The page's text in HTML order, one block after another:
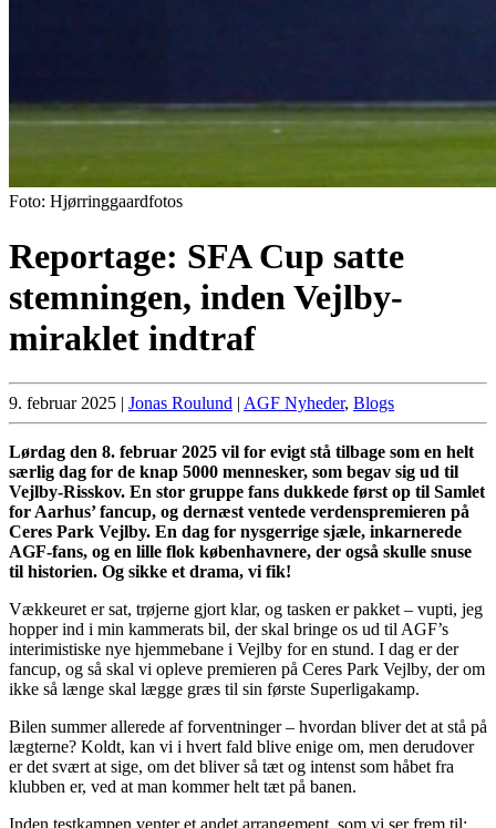
Foto: Hjørringgaardfotos
Reportage: SFA Cup satte
stemningen, inden Vejlby-
miraklet indtraf
9. februar 2025 | Jonas Roulund | AGF Nyheder, Blogs
Lørdag den 8. februar 2025 vil for evigt stå tilbage som en helt
særlig dag for de knap 5000 mennesker, som begav sig ud til
Vejlby-Risskov. En stor gruppe fans dukkede først op til Samlet
for Aarhus’ fancup, og dernæst ventede verdenspremieren på
Ceres Park Vejlby. En dag for nysgerrige sjæle, inkarnerede
AGF-fans, og en lille flok københavnere, der også skulle snuse
til historien. Og sikke et drama, vi fik!
Vækkeuret er sat, trøjerne gjort klar, og tasken er pakket – vupti, jeg
hopper ind i min kammerats bil, der skal bringe os ud til AGF’s
interimistiske nye hjemmebane i Vejlby for en stund. I dag er der
fancup, og så skal vi opleve premieren på Ceres Park Vejlby, der om
ikke så længe skal lægge græs til sin første Superligakamp.
Bilen summer allerede af forventninger – hvordan bliver det at stå på
lægterne? Koldt, kan vi i hvert fald blive enige om, men derudover
er det svært at sige, om det bliver så tæt og intenst som håbet fra
klubben er, ved at man kommer helt tæt på banen.